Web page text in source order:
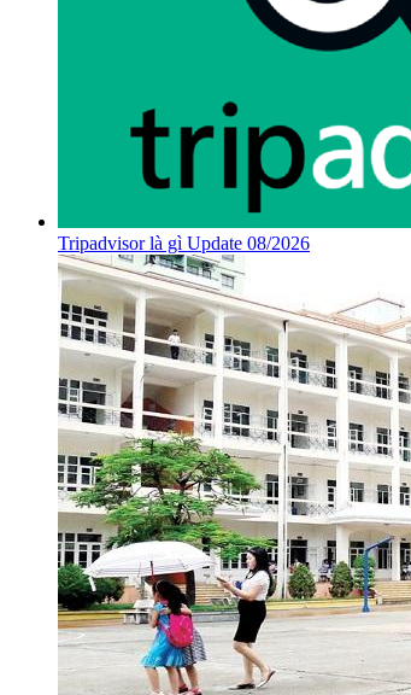
Tripadvisor là gì Update 08/2026